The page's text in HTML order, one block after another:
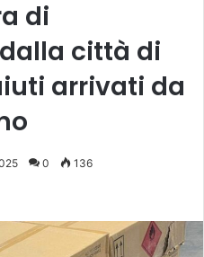
di
città di
arrivati da
0 136